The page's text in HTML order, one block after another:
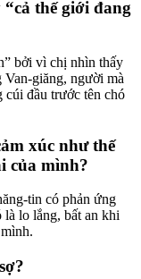
thế giới đang
bởi vì chị nhìn thấy
giăng, người mà
cúi đầu trước tên chó
xúc như thế
của mình?
tin có phản ứng
là lo lắng, bất an khi